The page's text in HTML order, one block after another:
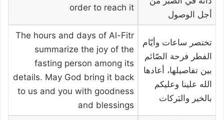
أجل الوصول
order to reach it
تختصر ساعات وأيّام
الفطر فرحة الصّائم
بين تفاصيلها، أعادها
الله علينا وعليكم
بالخير والبَركات
The hours and days of Al-Fitr
summarize the joy of the
fasting person among its
details. May God bring it back
to us and you with goodness
and blessings